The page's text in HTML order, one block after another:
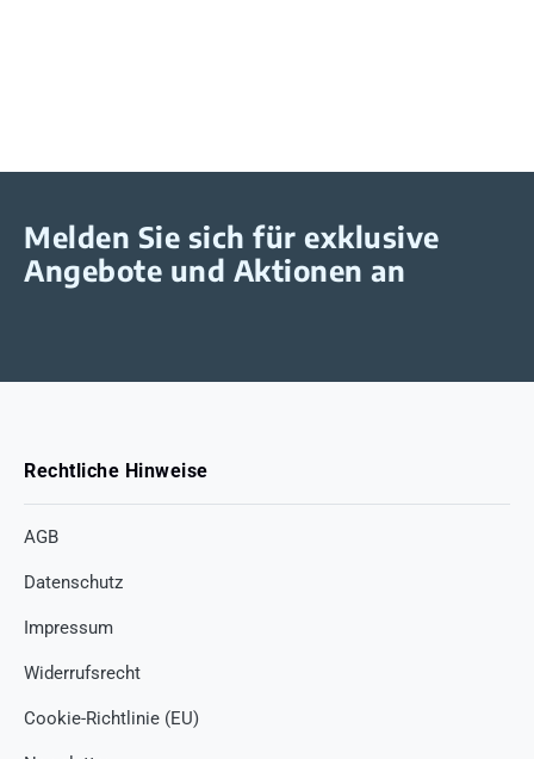
Melden Sie sich für exklusive
Angebote und Aktionen an
Rechtliche Hinweise
AGB
Datenschutz
Impressum
Widerrufsrecht
Cookie-Richtlinie (EU)